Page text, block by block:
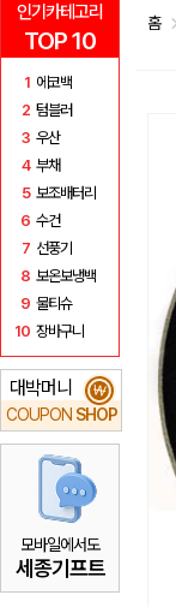
인기카테고리
TOP 10
1 에코백
2 텀블러
3 우산
4 부채
5 보조배터리
6 수건
7 선풍기
8 보온보냉백
9 물티슈
10 장바구니
대박머니
COUPON SHOP
₩
모바일에서도
세종기프트
홈